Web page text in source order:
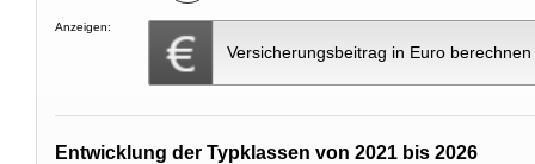
Anzeigen:
Versicherungsbeitrag in Euro berechnen
Entwicklung der Typklassen von 2021 bis 2026